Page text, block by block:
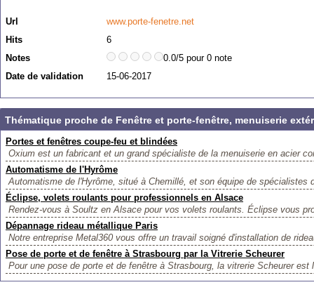
Url
www.porte-fenetre.net
Hits
6
Notes
0.0/5 pour 0 note
Date de validation
15-06-2017
Thématique proche de Fenêtre et porte-fenêtre, menuiserie
Portes et fenêtres coupe-feu et blindées
Oxium est un fabricant et un grand spécialiste de la menuiserie en acier
Automatisme de l'Hyrôme
Automatisme de l'Hyrôme, situé à Chemillé, et son équipe de spécialistes
Éclipse, volets roulants pour professionnels en Alsace
Rendez-vous à Soultz en Alsace pour vos volets roulants. Éclipse vous
Dépannage rideau métallique Paris
Notre entreprise Metal360 vous offre un travail soigné d'installation de
Pose de porte et de fenêtre à Strasbourg par la Vitrerie Scheurer
Pour une pose de porte et de fenêtre à Strasbourg, la vitrerie Scheurer est